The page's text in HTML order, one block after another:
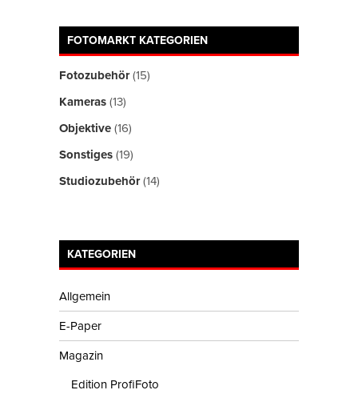
FOTOMARKT KATEGORIEN
Fotozubehör(15)
Kameras(13)
Objektive(16)
Sonstiges(19)
Studiozubehör(14)
KATEGORIEN
Allgemein
E-Paper
Magazin
Edition ProfiFoto